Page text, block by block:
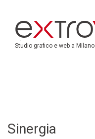
Studio grafico e web a Milano
Sinergia